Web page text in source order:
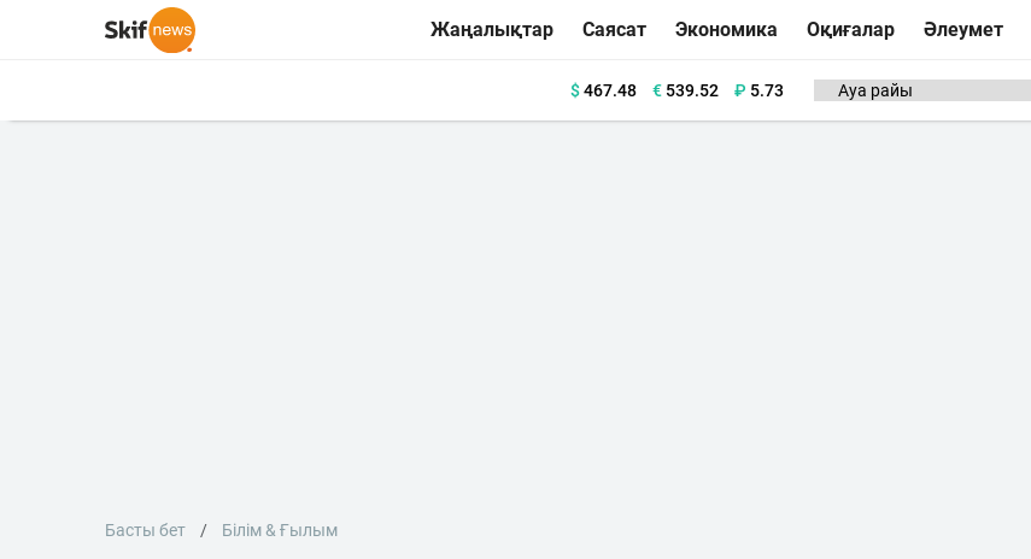
Жаңалықтар Саясат Экономика Оқиғалар Әлеумет
$467.48 €539.52 ₽ 5.73
Басты бет Білім & Ғылым